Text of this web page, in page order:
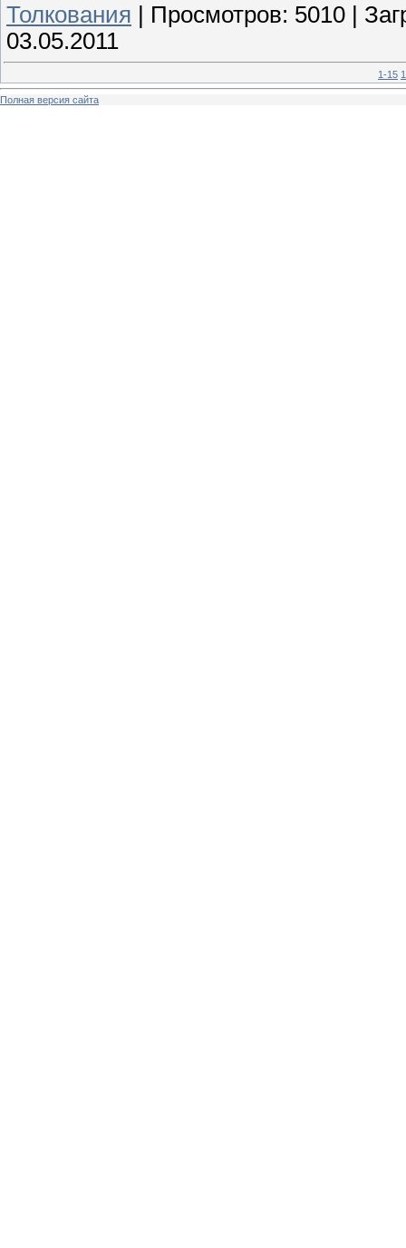
Толкования | Просмотров: 5010 |
03.05.2011
1-15
Полная версия сайта